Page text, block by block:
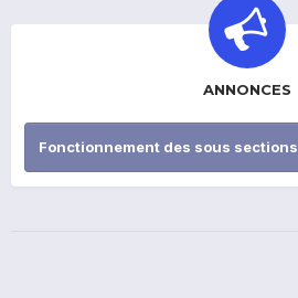
ANNONCES
Fonctionnement des sous sections